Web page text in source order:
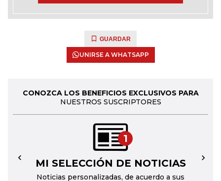
GUARDAR
UNIRSE A WHATSAPP
CONOZCA LOS BENEFICIOS EXCLUSIVOS PARA
NUESTROS SUSCRIPTORES
1
MI SELECCIÓN DE NOTICIAS
Noticias personalizadas, de acuerdo a sus
← →